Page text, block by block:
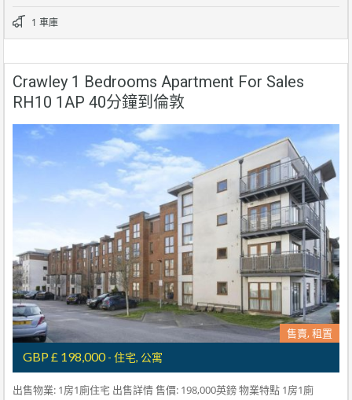
1 車庫
Crawley 1 Bedrooms Apartment For Sales
RH10 1AP 40分鐘到倫敦
售賣, 租置
GBP £ 198,000- 住宅, 公寓
出售物業: 1房1廁住宅 出售詳情 售價: 198,000英鎊 物業特點 1房1廁